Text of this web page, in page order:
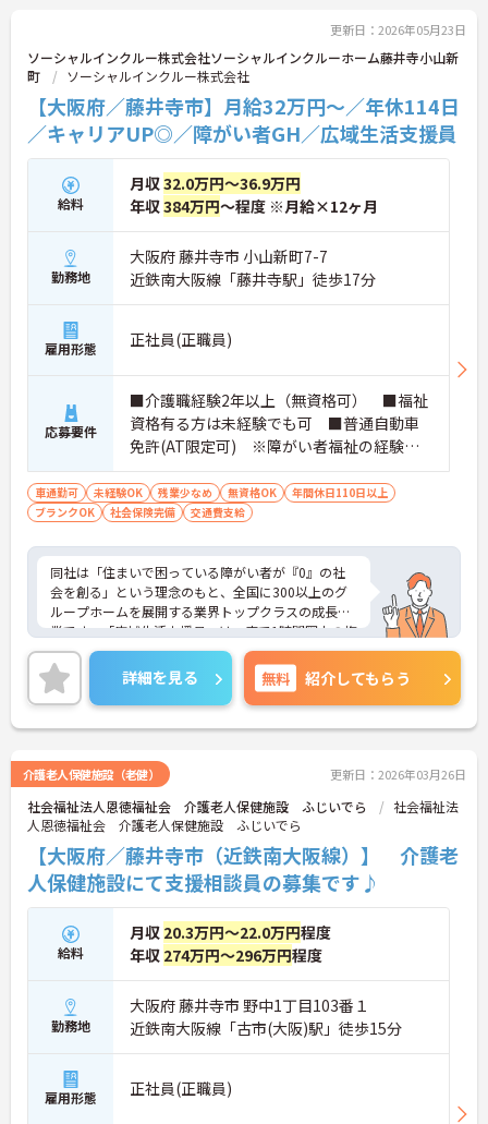
の職場です。介護経験を活かしたい方、福祉の資格
をお持ちの方、安定した法人でキャリアを築きたい
方におすすめです。
★おすすめPOINT★
・生活支援員からスタートし、サービス管理責任者
やエリアマネージャーへと続く明確なステップアッ
プの道筋が用意されています。急成長中の企業であ
るためポストも豊富にあり、専門性を高めながらマ
ネジメント職への挑戦も視野に入れていただけま
業環境に加え、産前産後休暇や育児休暇制度がしっ
かりと整備されています。オンとオフの切り替えを
明確にし、心身ともに充実した状態で長くご活躍い
ただけます。
・グループホーム一棟あたりの入居者様20名定員を
常時2～4名のスタッフで支援、国基準を上回る人員
配置や夜間複数名体制が敷かれているため、業務に
追われることなくご利用者様のペースに合わせたサ
ポートが可能です。施設も専用設計で働きやすく、
ご自身の理想とする福祉を実践できる環境が整って
更新日：2026年05月23日
ソーシャルインクルー株式会社ソーシャルインクルーホーム藤井寺小山新
町
ソーシャルインクルー株式会社
【大阪府／藤井寺市】月給32万円～／年休114日
／キャリアUP◎／障がい者GH／広域生活支援員
給料
月収32.0万円～36.9万円
年収384万円～程度 ※月給×12ヶ月
勤務地
大阪府 藤井寺市 小山新町7-7
近鉄南大阪線「藤井寺駅」徒歩17分
雇用形態 正社員(正職員)
応募要件
■介護職経験2年以上（無資格可） ■福祉
資格有る方は未経験でも可 ■普通自動車
免許(AT限定可) ※障がい者福祉の経験は
不問です。※実務経験2年以上の方、障がい
者福祉に関する経験をお持ちの方大歓迎
車通勤可 未経験OK 残業少なめ 無資格OK
年間休日110日以上
ブランクOK
社会保険完備 交通費支給
同社は「住まいで困っている障がい者が『0』の社
会を創る」という理念のもと、全国に300以上のグ
ループホームを展開する業界トップクラスの成長企
業です。「広域生活支援員」は、車で1時間圏内の複
数施設を横断的に担当し、現場支援とパートスタッ
フのサポートを行うハイクラスなポジションです。
最新設備とバリアフリーが完備され、スタッフの身
体的負担が少なく、広域手当5万円が付与されるこ
とで高い給与水準を実現しています。年間休日114
効率化など、ワークライフバランスを保ちながら定
年70歳まで長期的に活躍できる制度が盤石に整って
います。複数施設を経験することで培われるマネジ
メント視点は、将来的なエリアマネージャーへのキ
ャリアアップにも直結しており、最新の環境で専門
性を発揮したいプロフェッショナルの方にお勧めで
す。
★おすすめPOINT★
・広域支援員として複数のホームを巡るため、各ホ
ームのパートスタッフの教育やサポートにも携わる
ことができ、現場の介助業務にとどまらず、施設運
営や人材育成の視点を養うことで、将来のエリアマ
ネージャー候補としてのステップアップに直結しま
があり、20代から60代まで幅広い年代が活躍してい
ます。年間休日も114日確保されているため、無理
詳細を見る 無料 紹介してもらう
介護老人保健施設（老健） 更新日：2026年03月26日
社会福祉法人恩徳福祉会 介護老人保健施設 ふじいでら
社会福祉法
人恩徳福祉会 介護老人保健施設 ふじいでら
【大阪府／藤井寺市（近鉄南大阪線）】 介護老
人保健施設にて支援相談員の募集です♪
給料
月収 20.3万円～22.0万円程度
年収 274万円～296万円程度
勤務地
大阪府 藤井寺市 野中1丁目103番１
近鉄南大阪線「古市(大阪)駅」徒歩15分
雇用形態 正社員(正職員)